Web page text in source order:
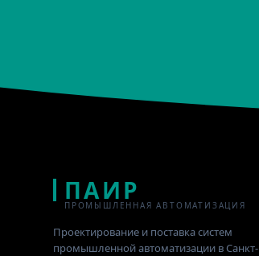
ПАИР
ПРОМЫШЛЕННАЯ АВТОМАТИЗАЦИЯ
Проектирование и поставка систем
промышленной автоматизации в Санкт-